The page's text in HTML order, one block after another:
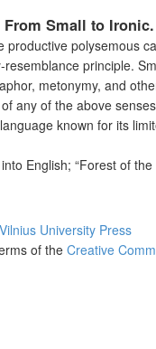
Small to
polysemous
principle.
metonymy, and
any of the above
known for its
English; “Forest of
Vilnius University Press
of the Creative